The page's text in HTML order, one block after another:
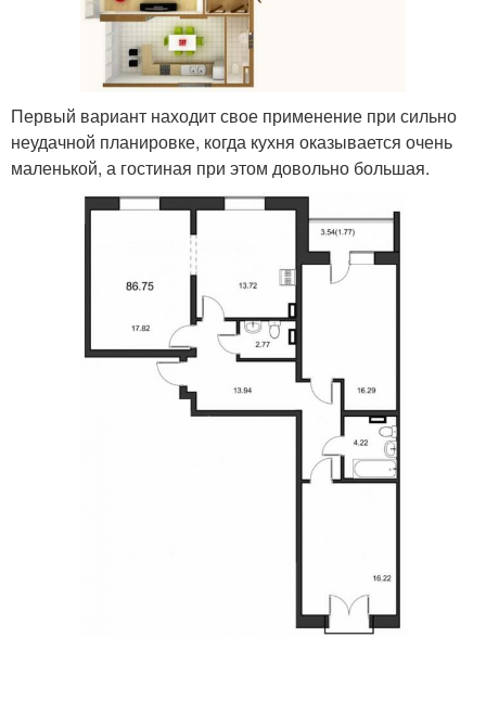
Первый вариант находит свое применение при сильно
неудачной планировке, когда кухня оказывается очень
маленькой, а гостиная при этом довольно большая.